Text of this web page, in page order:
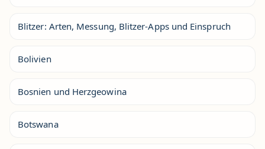
Blitzer: Arten, Messung, Blitzer-Apps und Einspruch
Bolivien
Bosnien und Herzgeowina
Botswana